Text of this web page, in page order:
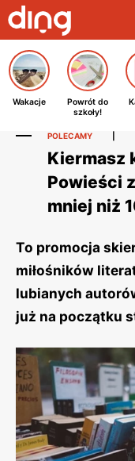
Wakacje
Powrót do
szkoły!
POLECAMY
Kiermasz
Powieści
mniej niż
To promocja
miłośników
lubianych
już na początku